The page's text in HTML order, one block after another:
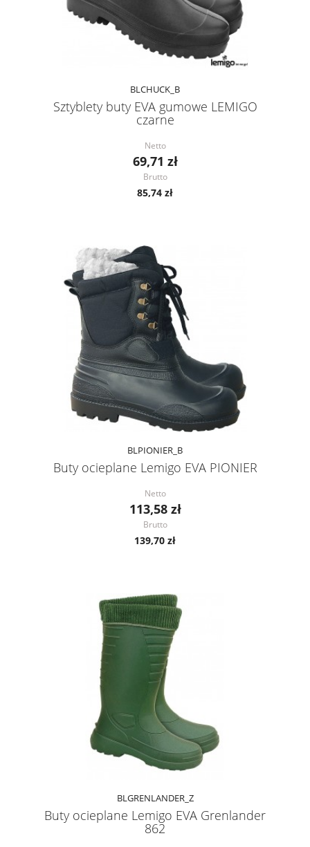
BLCHUCK_B
Sztyblety buty EVA gumowe LEMIGO
czarne
Netto
69,71 zł
Brutto
85,74 zł
BLPIONIER_B
Buty ocieplane Lemigo EVA PIONIER
Netto
113,58 zł
Brutto
139,70 zł
BLGRENLANDER_Z
Buty ocieplane Lemigo EVA Grenlander
862